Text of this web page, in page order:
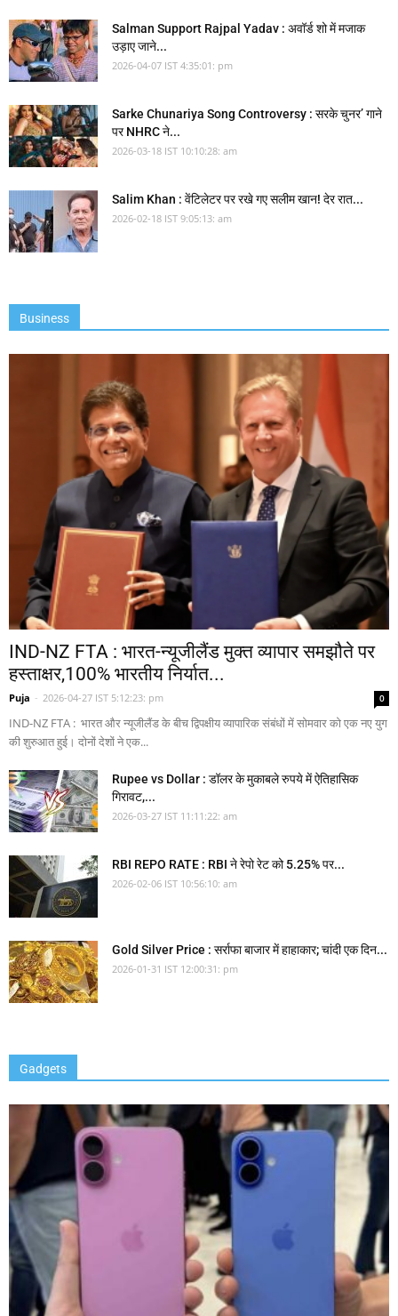
Salman Support Rajpal Yadav : अवॉर्ड शो में मजाक
उड़ाए जाने...
2026-04-07 IST 4:35:01: pm
Sarke Chunariya Song Controversy : सरके चुनर’ गाने
पर NHRC ने...
2026-03-18 IST 10:10:28: am
Salim Khan : वेंटिलेटर पर रखे गए सलीम खान! देर रात...
2026-02-18 IST 9:05:13: am
Business
IND-NZ FTA : भारत-न्यूजीलैंड मुक्त व्यापार समझौते पर
हस्ताक्षर,100% भारतीय निर्यात...
Puja - 2026-04-27 IST 5:12:23: pm 0
IND-NZ FTA : भारत और न्यूजीलैंड के बीच द्विपक्षीय व्यापारिक संबंधों में सोमवार को एक नए युग
की शुरुआत हुई। दोनों देशों ने एक...
Rupee vs Dollar : डॉलर के मुकाबले रुपये में ऐतिहासिक
गिरावट,...
2026-03-27 IST 11:11:22: am
RBI REPO RATE : RBI ने रेपो रेट को 5.25% पर...
2026-02-06 IST 10:56:10: am
Gold Silver Price : सर्राफा बाजार में हाहाकार; चांदी एक दिन...
2026-01-31 IST 12:00:31: pm
Gadgets